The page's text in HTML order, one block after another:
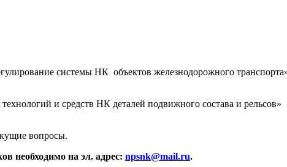
системы НК объектов железнодорожного
и средств НК деталей подвижного состава и рельсов»
вопросы.
необходимо на эл. адрес: npsnk@mail.ru.